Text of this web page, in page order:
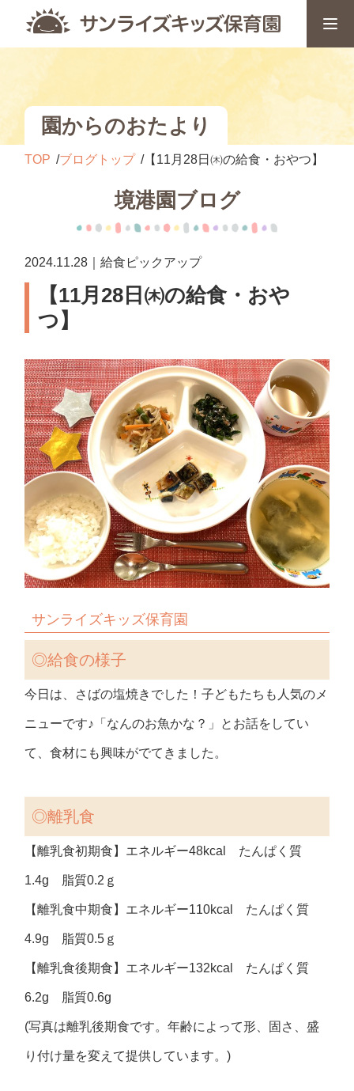
園からのおたより
TOP ブログトップ 【11月28日㈭の給食・おやつ】
境港園ブログ
2024.11.28｜給食ピックアップ
【11月28日㈭の給食・おや
つ】
サンライズキッズ保育園
◎給食の様子
今日は、さばの塩焼きでした！子どもたちも人気のメ
ニューです♪「なんのお魚かな？」とお話をしてい
て、食材にも興味がでてきました。
◎離乳食
【離乳食初期食】エネルギー48kcal たんぱく質
1.4g 脂質0.2ｇ
【離乳食中期食】エネルギー110kcal たんぱく質
4.9g 脂質0.5ｇ
【離乳食後期食】エネルギー132kcal たんぱく質
6.2g 脂質0.6g
(写真は離乳後期食です。年齢によって形、固さ、盛
り付け量を変えて提供しています。)